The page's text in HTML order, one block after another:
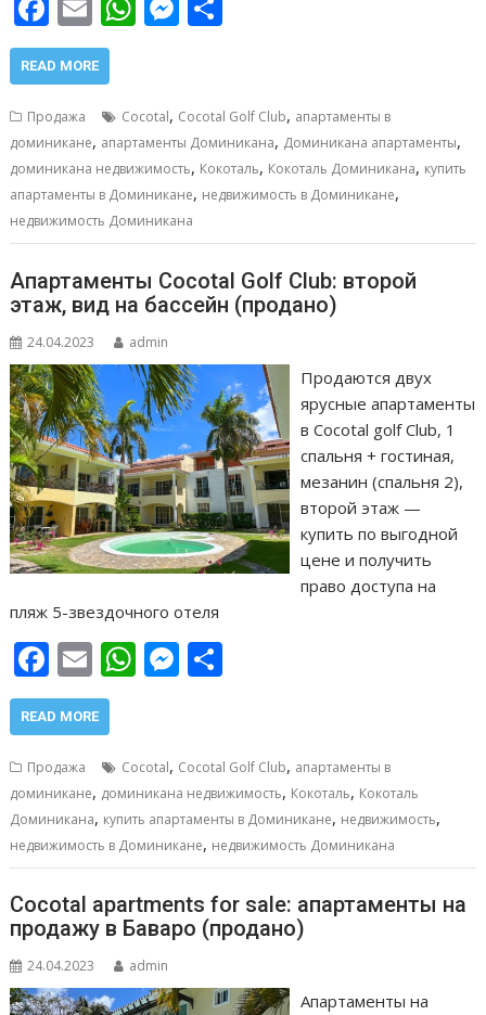
ac
e
b
o
o
k
m
ai
s
A
p
p
e
n
g
er
р
а
в
и
т
ь
READ MORE
Продажа Cocotal, Cocotal Golf Club, апартаменты в
доминикане, апартаменты Доминикана, Доминикана апартаменты,
доминикана недвижимость, Кокоталь, Кокоталь Доминикана, купить
апартаменты в Доминикане, недвижимость в Доминикане,
недвижимость Доминикана
Апартаменты Cocotal Golf Club: второй
этаж, вид на бассейн (продано)
24.04.2023 admin
Продаются двух
ярусные апартаменты
в Сocotal golf Club, 1
спальня + гостиная,
мезанин (спальня 2),
второй этаж —
купить по выгодной
цене и получить
право доступа на
пляж 5-звездочного отеля
F
ac
e
b
o
o
k
E
m
ai
W
s
A
p
p
M
e
n
g
er
р
а
в
и
т
ь
READ MORE
Продажа Cocotal, Cocotal Golf Club, апартаменты в
доминикане, доминикана недвижимость, Кокоталь, Кокоталь
Доминикана, купить апартаменты в Доминикане, недвижимость,
недвижимость в Доминикане, недвижимость Доминикана
Сocotal apartments for sale: апартаменты на
продажу в Баваро (продано)
24.04.2023 admin
Апартаменты на